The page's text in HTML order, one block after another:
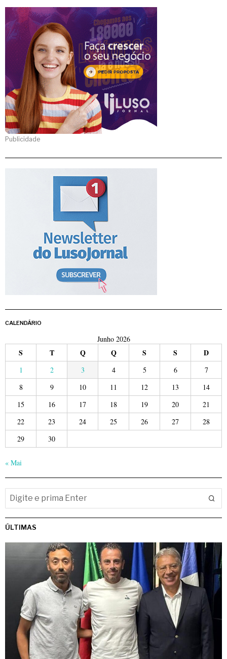
Publicidade
CALENDÁRIO
Junho 2026
S T Q Q S S D
1 2 3 4 5 6
7
8
9 10 11 12 13
14
15
16 17 18 19 20
21
22
23 24 25 26 27
28
29
30
« Mai
ÚLTIMAS